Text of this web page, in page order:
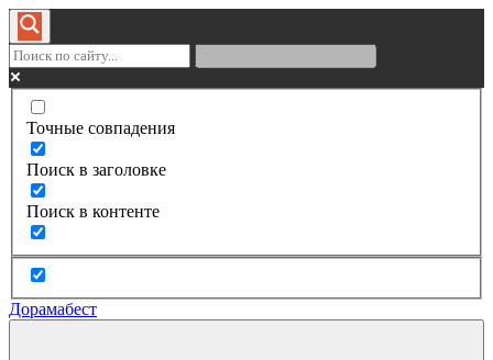
Точные совпадения
Поиск в заголовке
Поиск в контенте
Дорамабест